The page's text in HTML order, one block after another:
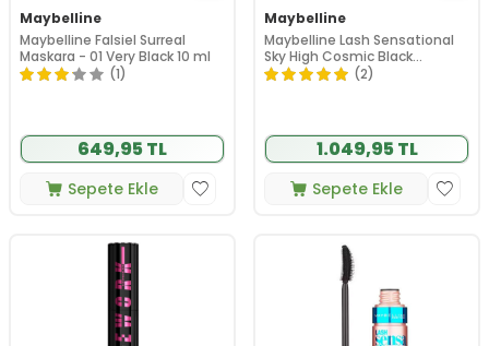
Maybelline
Maybelline Falsiel Surreal
Maskara - 01 Very Black 10 ml
(1)
649,95 TL
Sepete Ekle
Maybelline
Maybelline Lash Sensational
Sky High Cosmic Black
Maskara 7.2 ml(2)
1.049,95 TL
Sepete Ekle